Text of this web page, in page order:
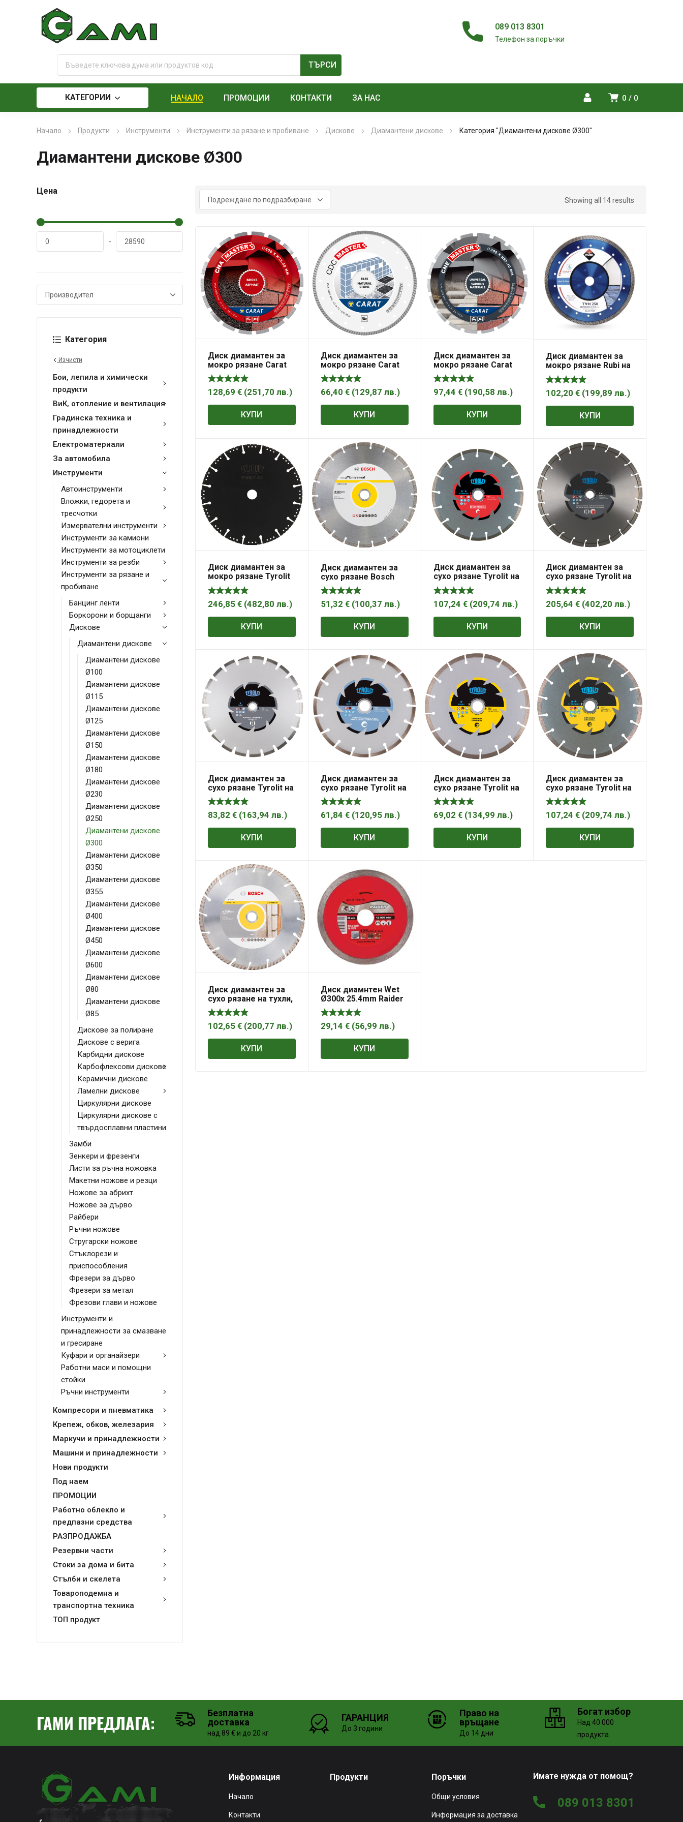
089 013 8301
Телефон за поръчки
0 0
КАТЕГОРИИ НАЧАЛО ПРОМОЦИИ КОНТАКТИ ЗА НАС
Начало Продукти Инструменти Инструменти за рязане и пробиване Дискове Диамантени дискове Категория "Диамантени дискове Ø300"
Диамантени дискове Ø300
Цена
-
Категория
Изчисти
Бои, лепила и химически
продукти
ВиК, отопление и вентилация
Градинска техника и
принадлежности
Електроматериали
За автомобила
Инструменти
Автоинструменти
Вложки, гедорета и
тресчотки
Измервателни инструменти
Инструменти за камиони
Инструменти за мотоциклети
Инструменти за резби
Инструменти за рязане и
пробиване
Банцинг ленти
Боркорони и борщанги
Дискове
Диамантени дискове
Диамантени дискове
Ø100
Диамантени дискове
Ø115
Диамантени дискове
Ø125
Диамантени дискове
Ø150
Диамантени дискове
Ø180
Диамантени дискове
Ø230
Диамантени дискове
Ø250
Диамантени дискове
Ø300
Диамантени дискове
Ø350
Диамантени дискове
Ø355
Диамантени дискове
Ø400
Диамантени дискове
Ø450
Диамантени дискове
Ø600
Диамантени дискове
Ø80
Диамантени дискове
Ø85
Дискове за полиране
Дискове с верига
Карбидни дискове
Карбофлексови дискове
Керамични дискове
Ламелни дискове
Циркулярни дискове
Циркулярни дискове с
твърдосплавни пластини
Замби
Зенкери и фрезенги
Листи за ръчна ножовка
Макетни ножове и резци
Ножове за абрихт
Ножове за дърво
Райбери
Ръчни ножове
Стругарски ножове
Стъклорези и
приспособления
Фрезери за дърво
Фрезери за метал
Фрезови глави и ножове
Инструменти и
принадлежности за смазване
и гресиране
Куфари и органайзери
Работни маси и помощни
стойки
Ръчни инструменти
Компресори и пневматика
Крепеж, обков, железария
Маркучи и принадлежности
Машини и принадлежности
Нови продукти
Под наем
ПРОМОЦИИ
Работно облекло и
предпазни средства
РАЗПРОДАЖБА
Резервни части
Стоки за дома и бита
Стълби и скелета
Товароподемна и
транспортна техника
ТОП продукт
Showing all 14 results
Диск диамантен за
мокро рязане Carat
на асфалт 300 мм,
25.4 мм, CNAM
128,69 € (251,70 лв.)
КУПИ
Диск диамантен за
мокро рязане Carat
на гранитогрес и
твърди материали
300 мм, 25.4 мм,
66,40 € (129,87 лв.)
КУПИ
Диск диамантен за
мокро рязане Carat
универсален 300 мм,
25.4 мм, CNEM
97,44 € (190,58 лв.)
КУПИ
Диск диамантен за
мокро рязане Rubi на
гранитогрес и
твърди материали
300×25.4×2 мм, 10 мм,
102,20€ (199,89лв.)
КУПИ
Диск диамантен за
мокро рязане Tyrolit
на чугун 300 мм, 40
мм, 3 мм, Focur Sa
246,85 € (482,80 лв.)
КУПИ
Диск диамантен за
сухо рязане Bosch
универсален
300×25.4×3.2 мм, 8
мм, Eco for Universal
51,32 € (100,37 лв.)
КУПИ
Диск диамантен за
сухо рязане Tyrolit на
армиран бетон и
скални материали
300 мм, 25.4 мм, 2.6
107,24 € (209,74 лв.)
КУПИ
Диск диамантен за
сухо рязане Tyrolit на
асфалт 300 мм, 20
мм, 3.3 мм,
Premium*** DCA+C
205,64€ (402,20лв.)
КУПИ
Диск диамантен за
сухо рязане Tyrolit на
асфалт 300 мм, 25.4
мм, 2.8 мм, Basic*
DCA
83,82 € (163,94 лв.)
КУПИ
Диск диамантен за
сухо рязане Tyrolit на
гранит, мрамор и
скални материали
300 мм, 25.4 мм, 2.6
61,84 € (120,95 лв.)
КУПИ
Диск диамантен за
сухо рязане Tyrolit на
тухли, бетон и
керемиди 300 мм,
25.4 мм, 2.6 мм,
69,02 € (134,99 лв.)
КУПИ
Диск диамантен за
сухо рязане Tyrolit на
тухли, бетон и
керемиди 300 мм,
25.4 мм, 2.6 мм,
107,24€ (209,74лв.)
КУПИ
Диск диамантен за
сухо рязане на тухли,
бетонови изделия и
керемид
102,65 € (200,77 лв.)
КУПИ
Диск диамнтен Wet
Ø300x 25.4mm Raider
RD-DD17
29,14 € (56,99 лв.)
КУПИ
ГАМИ ПРЕДЛАГА:
Безплатна
доставка
над 89 € и до 20 кг
ГАРАНЦИЯ
До 3 години
Право на
връщане
До 14 дни
Богат избор
Над 40 000
продукта
Информация
Начало
Контакти
Продукти Поръчки
Общи условия
Информация за доставка
Имате нужда от помощ?
089 013 8301